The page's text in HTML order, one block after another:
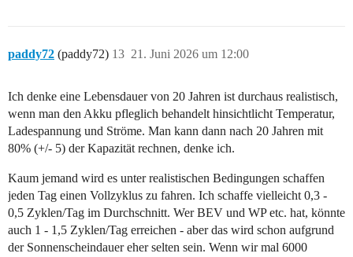
paddy72 (paddy72) 21. Juni 2026 um 12:00
13
Ich denke eine Lebensdauer von 20 Jahren ist durchaus realistisch,
wenn man den Akku pfleglich behandelt hinsichtlicht Temperatur,
Ladespannung und Ströme. Man kann dann nach 20 Jahren mit
80% (+/- 5) der Kapazität rechnen, denke ich.
Kaum jemand wird es unter realistischen Bedingungen schaffen
jeden Tag einen Vollzyklus zu fahren. Ich schaffe vielleicht 0,3 -
0,5 Zyklen/Tag im Durchschnitt. Wer BEV und WP etc. hat, könnte
auch 1 - 1,5 Zyklen/Tag erreichen - aber das wird schon aufgrund
der Sonnenscheindauer eher selten sein. Wenn wir mal 6000